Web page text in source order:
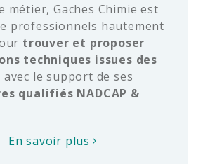
métier, Gaches Chimie est
professionnels hautement
trouver et proposer
techniques issues des
avec le support de ses
qualifiés NADCAP &
En savoir plus